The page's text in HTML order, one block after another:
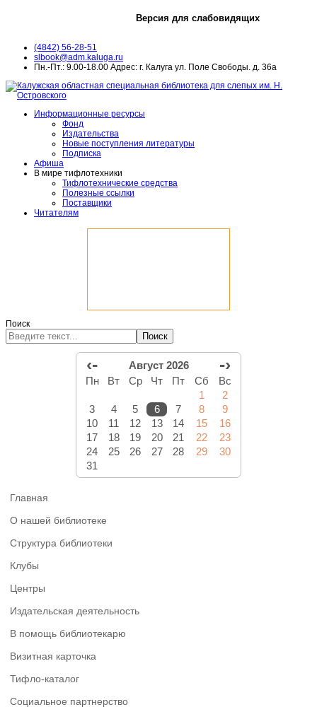
Версия для слабовидящих
(4842) 56-28-51
slbook@adm.kaluga.ru
Пн.-Пт.: 9.00-18.00 Адрес: г. Калуга ул. Поле Свободы. д. 36а
Информационные ресурсы
Фонд
Издательства
Новые поступления литературы
Подписка
Афиша
В мире тифлотехники
Тифлотехнические средства
Полезные ссылки
Поставщики
Читателям
Поиск
Поиск
‹- Август 2026 -›
Пн Вт Ср Чт Пт Сб
Вс
1
2
3
4 5 6 7 8
9
10
11 12 13 14 15
16
17
18 19 20 21 22
23
24
25 26 27 28 29
30
31
Главная
О нашей библиотеке
Структура библиотеки
Клубы
Центры
Издательская деятельность
В помощь библиотекарю
Визитная карточка
Тифло-каталог
Социальное партнерство